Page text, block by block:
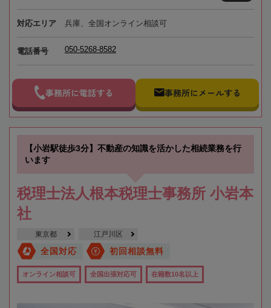
対応エリア 兵庫、全国オンライン相談可
電話番号 050-5268-8582
事務所に電話する 事務所にメールする
【小岩駅徒歩3分】不動産の知識を活かした相続業務を行
います
税理士法人根本税理士事務所 小岩本
社
東京都 江戸川区
全国対応 初回相談無料
オンライン相談可 全国出張対応可 在籍数10名以上